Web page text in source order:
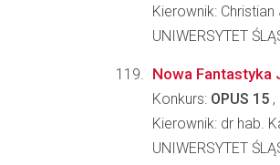
Kierownik:
UNIWERSYTET
Nowa Fantastyka
Konkurs: OPUS 15 ,
Kierownik: dr hab.
UNIWERSYTET